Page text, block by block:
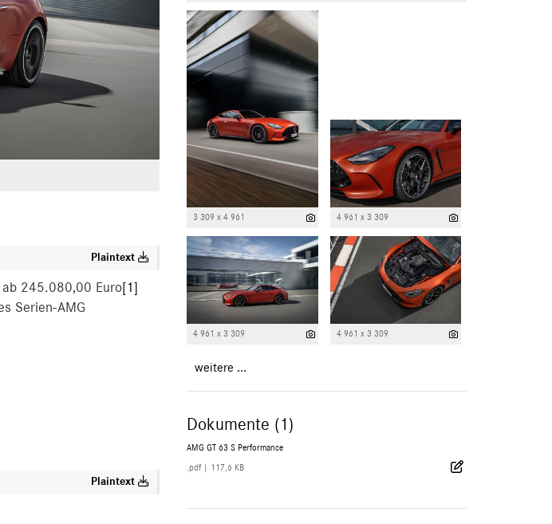
Plaintext
ab 245.080,00 Euro[1]
Serien-AMG
Plaintext
3 309 x 4 961 4 961 x 3 309
4 961 x 3 309 4 961 x 3 309
weitere ...
Dokumente (1)
AMG GT 63 S Performance
.pdf 117,6 KB